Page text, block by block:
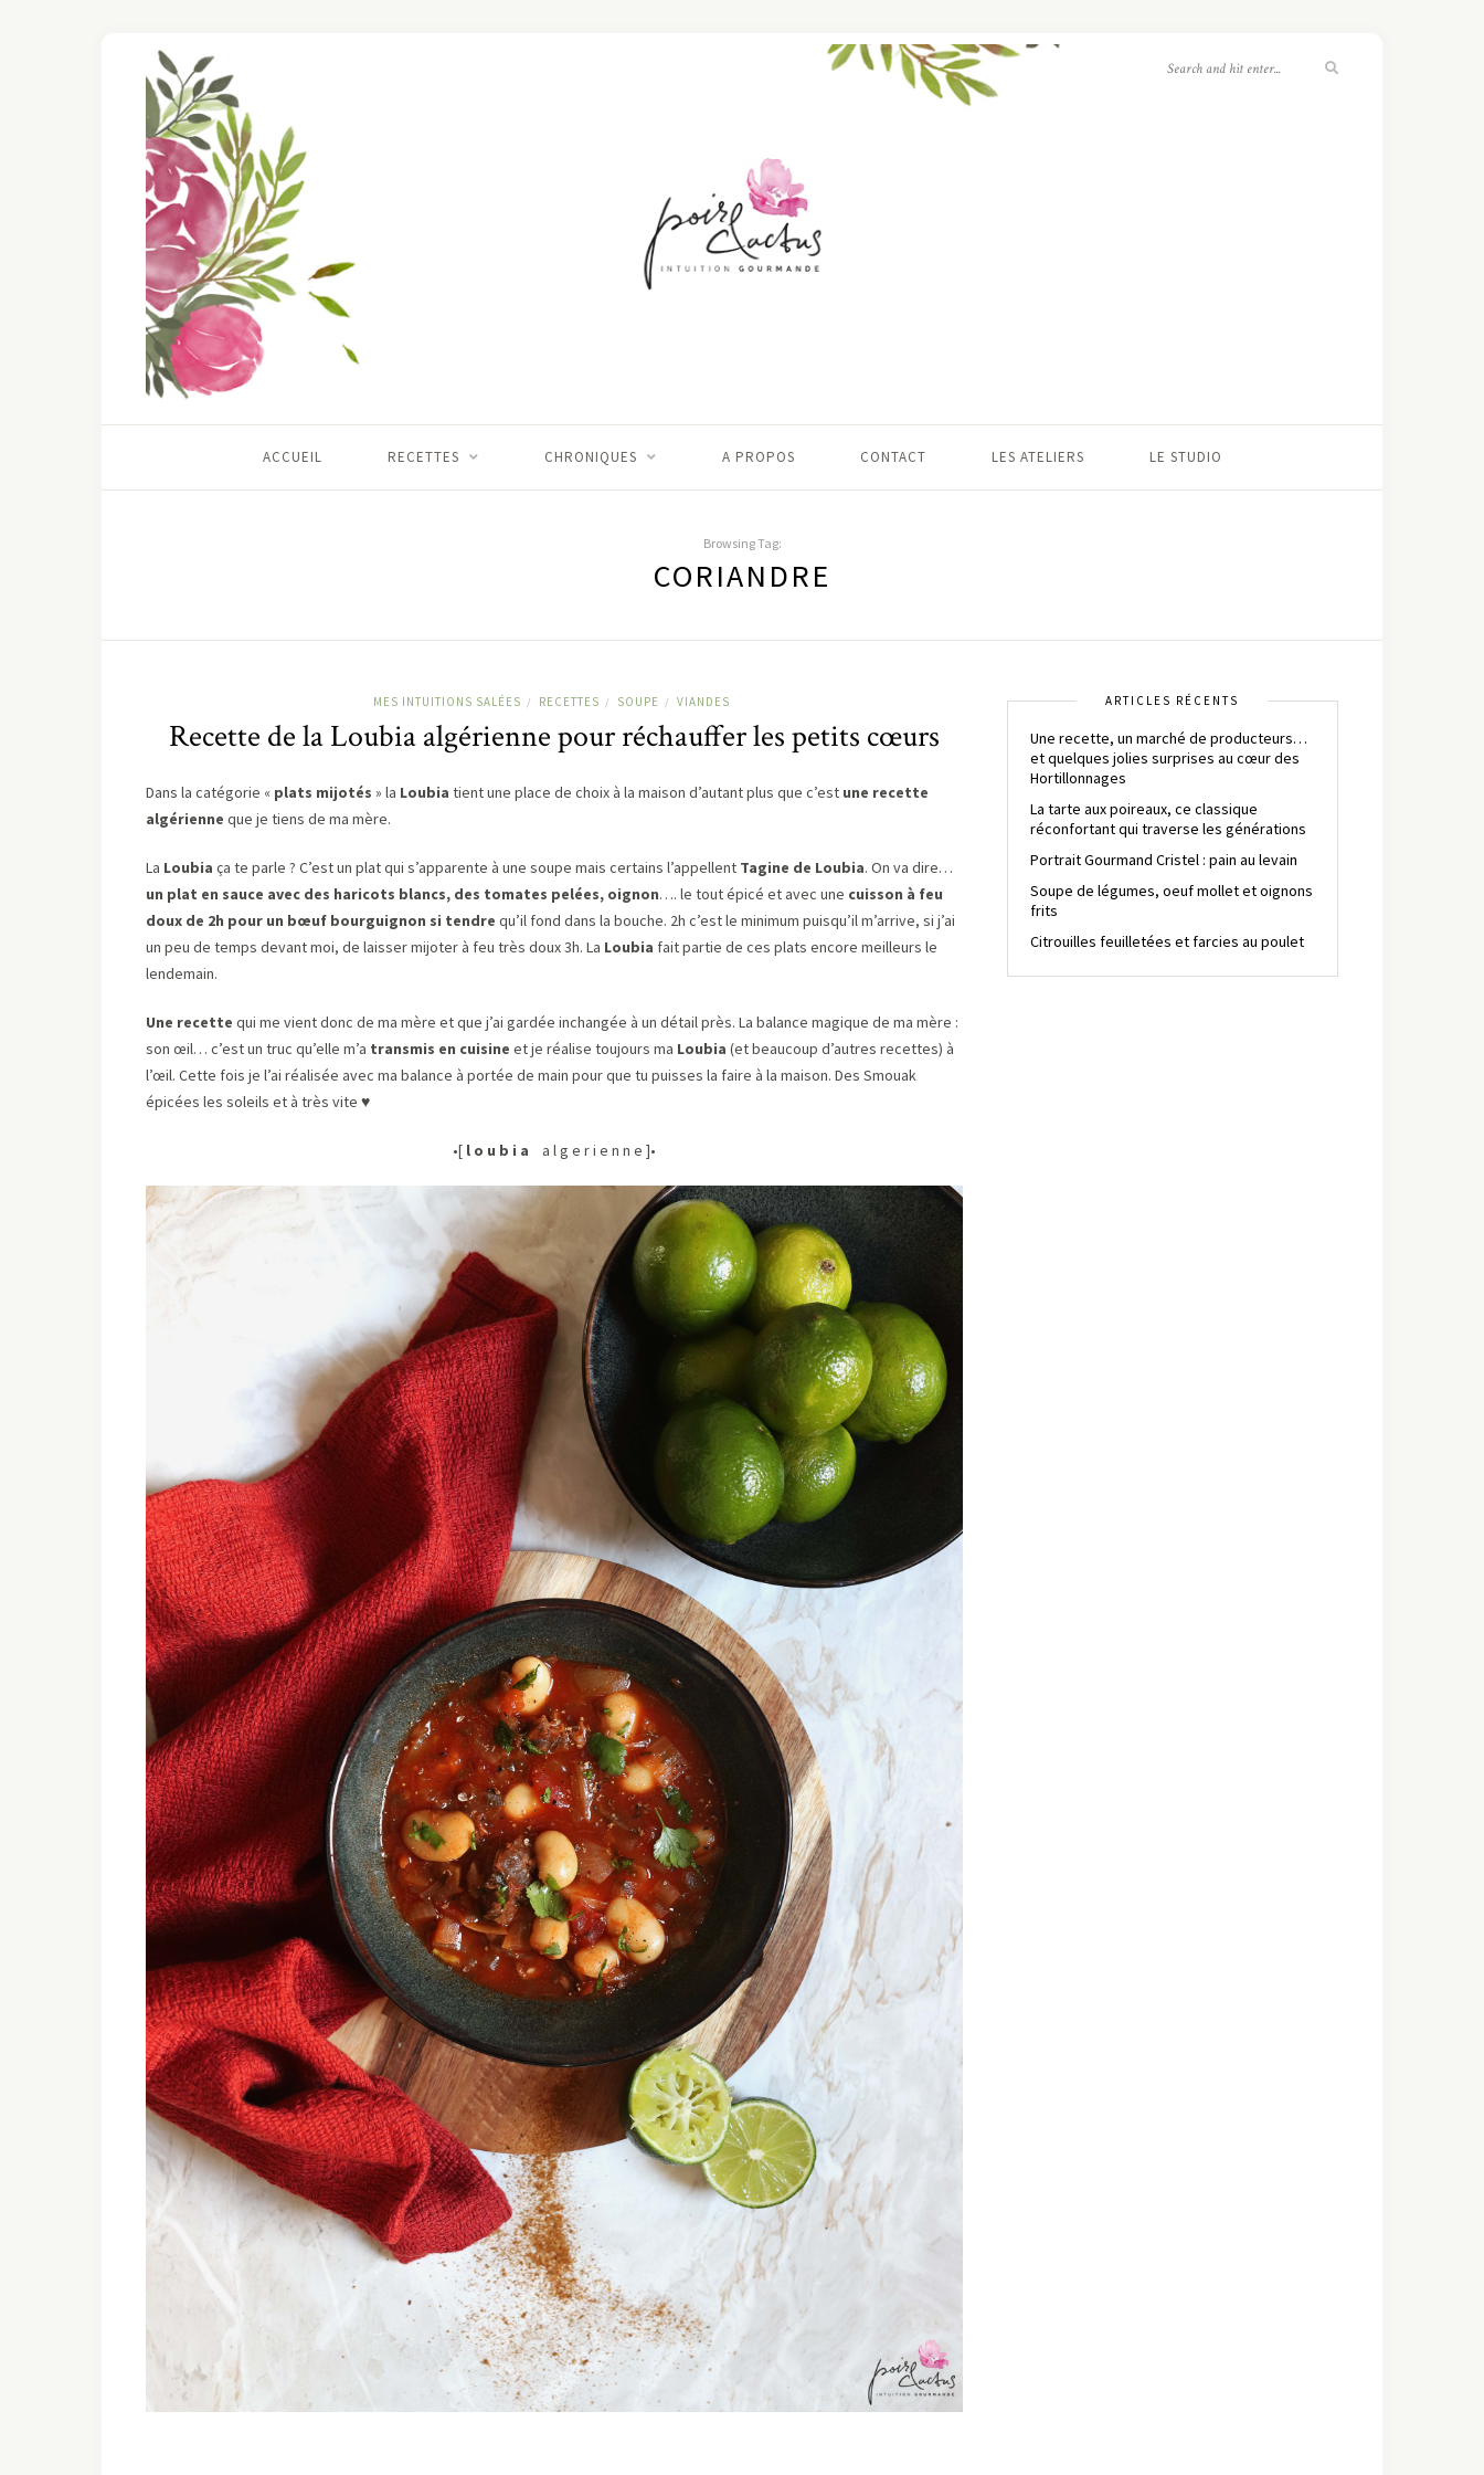
ACCUEIL RECETTES CHRONIQUES A PROPOS CONTACT LES ATELIERS LE STUDIO
Browsing Tag:
CORIANDRE
MES INTUITIONS SALÉES / RECETTES / SOUPE / VIANDES
Recette de la Loubia algérienne pour réchauffer les petits cœurs
Dans la catégorie « plats mijotés » la Loubia tient une place de choix à la maison d’autant plus que c’est une recette
algérienne que je tiens de ma mère.
La Loubia ça te parle ? C’est un plat qui s’apparente à une soupe mais certains l’appellent Tagine de Loubia. On va dire…
un plat en sauce avec des haricots blancs, des tomates pelées, oignon…. le tout épicé et avec une cuisson à feu
doux de 2h pour un bœuf bourguignon si tendre qu’il fond dans la bouche. 2h c’est le minimum puisqu’il m’arrive, si j’ai
un peu de temps devant moi, de laisser mijoter à feu très doux 3h. La Loubia fait partie de ces plats encore meilleurs le
lendemain.
Une recette qui me vient donc de ma mère et que j’ai gardée inchangée à un détail près. La balance magique de ma mère :
son œil… c’est un truc qu’elle m’a transmis en cuisine et je réalise toujours ma Loubia (et beaucoup d’autres recettes) à
l’œil. Cette fois je l’ai réalisée avec ma balance à portée de main pour que tu puisses la faire à la maison. Des Smouak
épicées les soleils et à très vite ♥
•[ l o u b i a a l g e r i e n n e ]•
ARTICLES RÉCENTS
Une recette, un marché de producteurs…
et quelques jolies surprises au cœur des
Hortillonnages
La tarte aux poireaux, ce classique
réconfortant qui traverse les générations
Portrait Gourmand Cristel : pain au levain
Soupe de légumes, oeuf mollet et oignons
frits
Citrouilles feuilletées et farcies au poulet